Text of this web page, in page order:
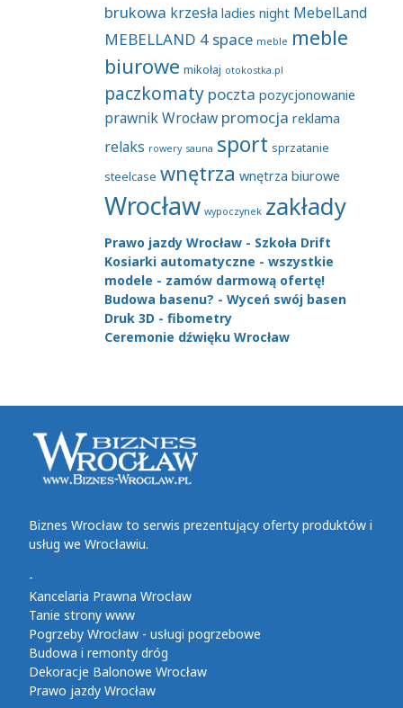
brukowa krzesła ladies night MebelLand
MEBELLAND 4 space meble meble
biurowe mikołaj otokostka.pl
paczkomaty poczta pozycjonowanie
prawnik Wrocław promocja reklama
relaks rowery sauna sport sprzatanie
steelcase wnętrza wnętrza biurowe
Wrocław wypoczynek zakłady
Prawo jazdy Wrocław - Szkoła Drift
Kosiarki automatyczne - wszystkie
modele - zamów darmową ofertę!
Budowa basenu? - Wyceń swój basen
Druk 3D - fibometry
Ceremonie dźwięku Wrocław
Biznes Wrocław to serwis prezentujący oferty produktów i
usług we Wrocławiu.
-
Kancelaria Prawna Wrocław
Tanie strony www
Pogrzeby Wrocław - usługi pogrzebowe
Budowa i remonty dróg
Dekoracje Balonowe Wrocław
Prawo jazdy Wrocław